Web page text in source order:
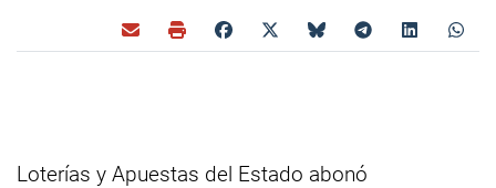
Loterías y Apuestas del Estado abonó